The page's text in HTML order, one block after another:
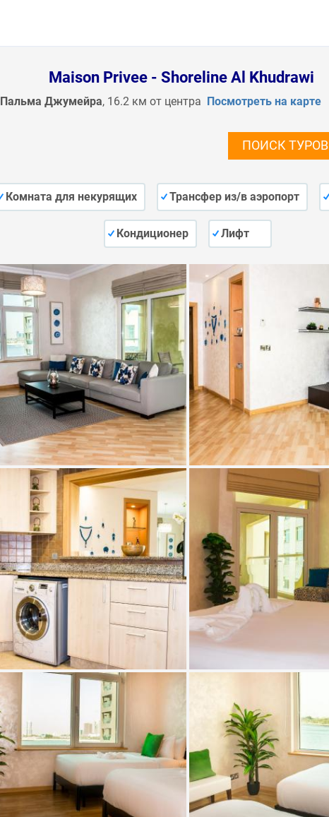
Maison Privee - Shoreline Al Khudrawi
Пальма Джумейра, 16.2 км от центра Посмотреть на карте
ПОИСК ТУРОВ
Комната для некурящих Трансфер из/в аэропорт
Кондиционер Лифт